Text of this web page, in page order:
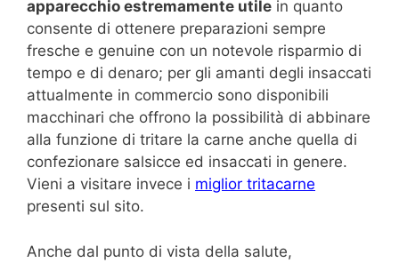
apparecchio estremamente utile in quanto
consente di ottenere preparazioni sempre
fresche e genuine con un notevole risparmio di
tempo e di denaro; per gli amanti degli insaccati
attualmente in commercio sono disponibili
macchinari che offrono la possibilità di abbinare
alla funzione di tritare la carne anche quella di
confezionare salsicce ed insaccati in genere.
Vieni a visitare invece i miglior tritacarne
presenti sul sito.
Anche dal punto di vista della salute,